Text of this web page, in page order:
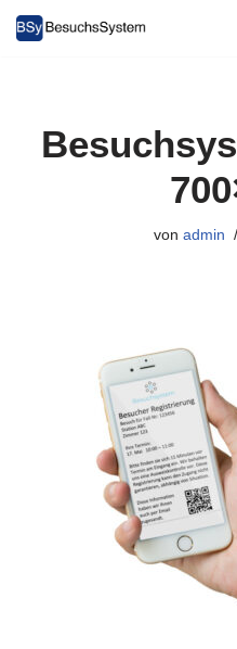
von admin